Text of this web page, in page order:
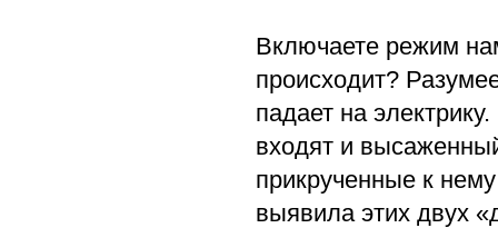
Включаете режим
происходит?
падает на
входят и
прикрученные к
выявила этих двух